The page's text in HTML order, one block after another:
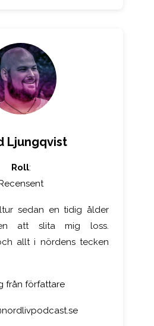
Ljungqvist
Roll:
sedan en tidig ålder
att slita mig loss.
allt i nördens tecken
från författare